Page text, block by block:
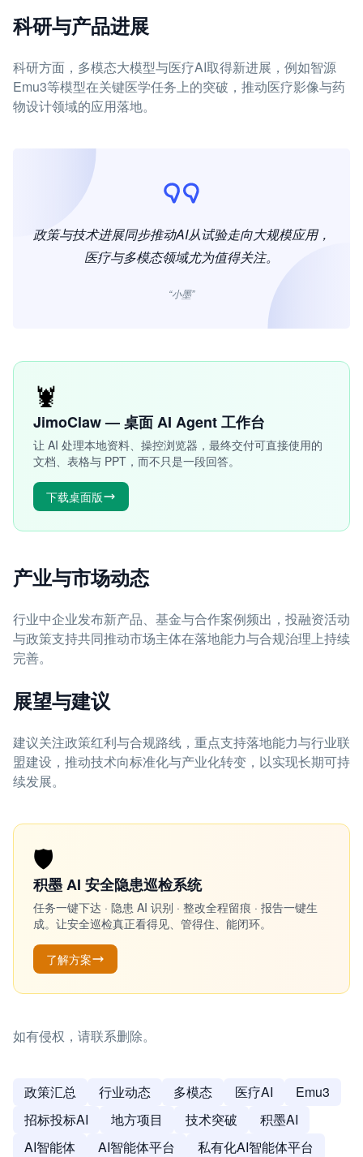
科研与产品进展
科研方面，多模态大模型与医疗AI取得新进展，例如智源
Emu3等模型在关键医学任务上的突破，推动医疗影像与药
物设计领域的应用落地。
政策与技术进展同步推动AI从试验走向大规模应用，
医疗与多模态领域尤为值得关注。
“小墨”
🦞
JimoClaw — 桌面 AI Agent 工作台
让 AI 处理本地资料、操控浏览器，最终交付可直接使用的
文档、表格与 PPT，而不只是一段回答。
下载桌面版
产业与市场动态
行业中企业发布新产品、基金与合作案例频出，投融资活动
与政策支持共同推动市场主体在落地能力与合规治理上持续
完善。
展望与建议
建议关注政策红利与合规路线，重点支持落地能力与行业联
盟建设，推动技术向标准化与产业化转变，以实现长期可持
续发展。
🛡️
积墨 AI 安全隐患巡检系统
任务一键下达 · 隐患 AI 识别 · 整改全程留痕 · 报告一键生
成。让安全巡检真正看得见、管得住、能闭环。
了解方案
如有侵权，请联系删除。
政策汇总 行业动态 多模态 医疗AI
Emu3
招标投标AI
地方项目 技术突破
积墨AI
AI智能体
AI智能体平台
私有化AI智能体平台